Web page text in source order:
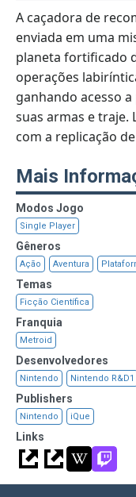
A caçadora de
enviada em uma
planeta fortificado
operações
ganhando acesso
suas armas e traje.
com a replicação
Mais
Modos Jogo
Single Player
Gêneros
Ação Aventura
Temas
Ficção Científica
Franquia
Metroid
Desenvolvedores
Nintendo Nintendo R&D1
Publishers
Nintendo iQue
Links